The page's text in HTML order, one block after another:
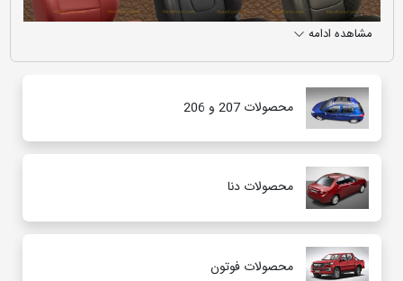
اگر مالک یکی از محصولات متنوعایران‌خودرو
صندلی یا لوازم جانبی متناسب با فضای داخلی خودرو می‌گردید، این بخش
بهترین گزینه‌ها را برای شما فراهم کرده است. تمامی محصولات این
دسته‌بندی به‌طور ویژه برای خودروهایIran Khodroطراحی شده‌اند و از
نظر ابعاد و دوخت، کاملاً هماهنگ با مدل‌هایی مانند
۲۰۶، پژو ۲۰۷، سورن، رانا و سایر خودروهای ایران‌خودرو
متریال باکیفیت و مقاوم در کنار طراحی‌های متنوع، به شما این امکان را
می‌دهد که علاوه بر افزایش راحتی و زیبایی کابین، از فضای داخلی خودرو نیز
به بهترین شکل محافظت کنید. انتخاب روکش صندلی و لوازم جانبی مناسب،
تجربه‌ای لذت‌بخش‌تر و متفاوت‌تر از رانندگی با خودروهای ایران‌خودرو برای
شما رقم خواهد زد.
مشاهده ادامه
محصولات 207 و 206
محصولات دنا
محصولات فوتون